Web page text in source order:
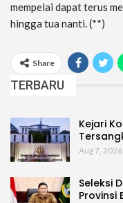
mempelai dapat terus
hingga tua nanti. (**)
Share
TERBARU
Kejari
Aug 7, 2026
Seleksi
Provinsi